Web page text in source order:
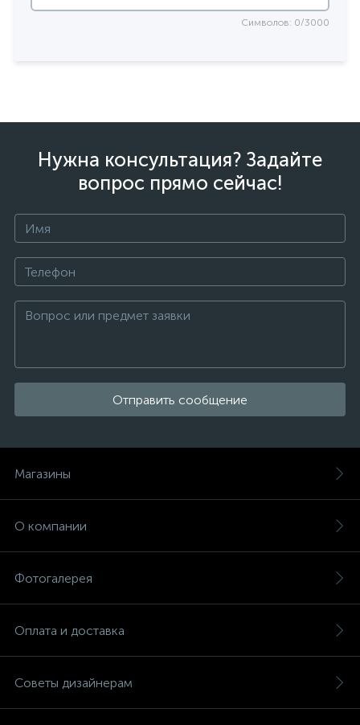
Символов: 0/3000
Нужна консультация? Задайте
вопрос прямо сейчас!
Отправить сообщение
Магазины
О компании
Фотогалерея
Оплата и доставка
Советы дизайнерам